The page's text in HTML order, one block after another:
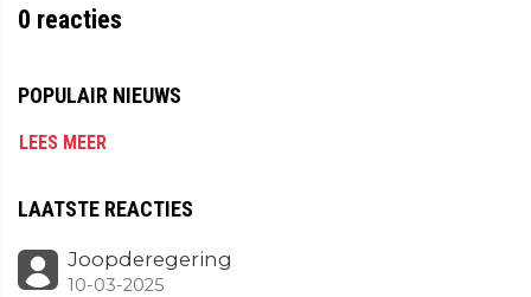
0 reacties
POPULAIR NIEUWS
LEES MEER
LAATSTE REACTIES
Joopderegering
10-03-2025